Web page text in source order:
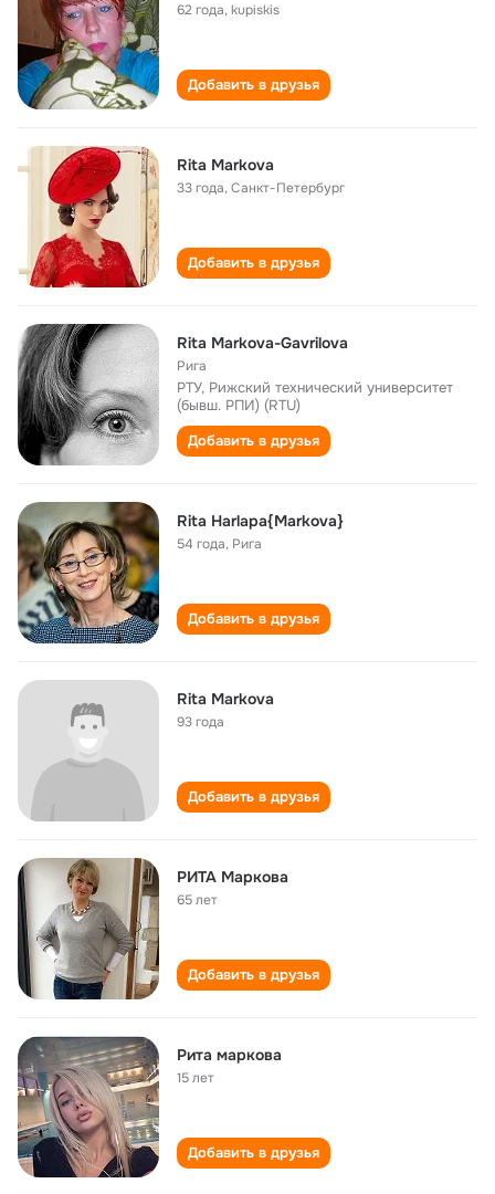
62 года,kupiskis
Добавить в друзья
Rita Markova
33 года,Санкт-Петербург
Добавить в друзья
Rita Mаrkova-Gavrilova
Рига
РТУ, Рижский технический университет
(бывш. РПИ) (RTU)
Добавить в друзья
Rita Harlapa{Markova}
54 года, Рига
Добавить в друзья
Rita Markova
93 года
Добавить в друзья
РИТА Маркова
65 лет
Добавить в друзья
Рита маркова
15 лет
Добавить в друзья